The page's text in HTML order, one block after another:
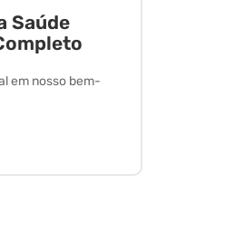
Saúde
em nosso bem-